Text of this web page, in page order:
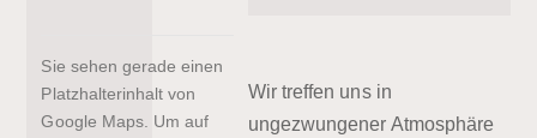
Wir treffen uns in
ungezwungener Atmosphäre
Sie sehen gerade einen
Platzhalterinhalt von
Google Maps. Um auf